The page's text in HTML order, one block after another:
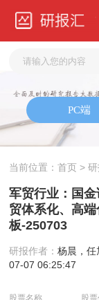
当前位置：首页 >
军贸行业：国
贸体系化、高
板-250703
研报作者：杨晨，任
07-07 06:25:47
股票名称 股